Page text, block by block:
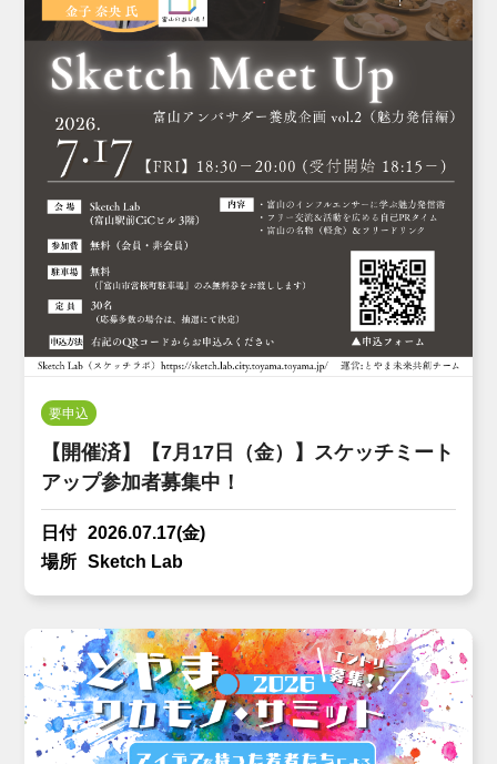
要申込
【開催済】【7月17日（金）】スケッチミート
アップ参加者募集中！
日付 2026.07.17(金)
場所
Sketch Lab